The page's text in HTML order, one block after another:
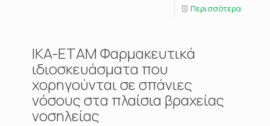
Περισσότερα
ΙΚΑ-ΕΤΑΜ Φαρμακευτικά
ιδιοσκευάσματα που
χορηγούνται σε σπάνιες
νόσους στα πλαίσια βραχείας
νοσηλείας